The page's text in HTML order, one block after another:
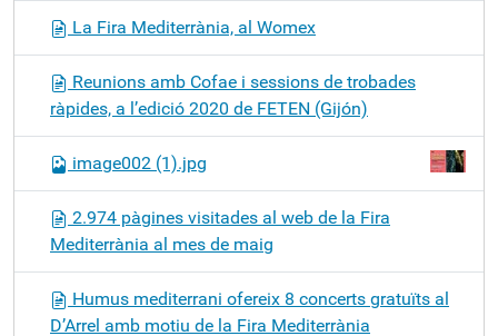
La Fira Mediterrània, al Womex
Reunions amb Cofae i sessions de trobades
ràpides, a l’edició 2020 de FETEN (Gijón)
image002 (1).jpg
2.974 pàgines visitades al web de la Fira
Mediterrània al mes de maig
Humus mediterrani ofereix 8 concerts gratuïts al
D’Arrel amb motiu de la Fira Mediterrània